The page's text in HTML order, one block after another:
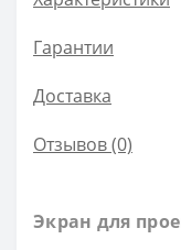
Гарантии
Доставка
Отзывов (0)
Экран для